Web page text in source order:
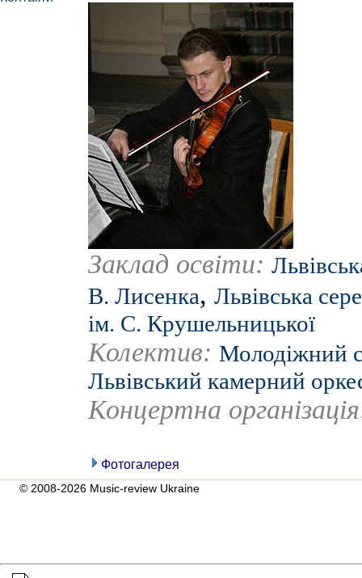
Заклад освіти:
В. Лисенка, Львівська
ім. С. Крушельницької
Колектив: Молодіжний
Львівський камерний
Концертна
Фотогалерея
© 2008-2026 Music-review Ukraine